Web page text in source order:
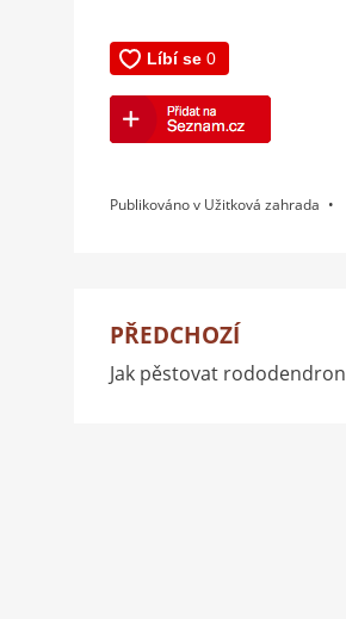
Publikováno v Užitková zahrada
Navigace
pro
PŘEDCHOZÍ
Jak pěstovat rododendron